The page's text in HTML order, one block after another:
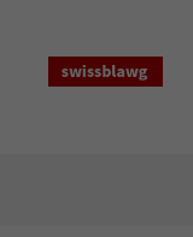
springen